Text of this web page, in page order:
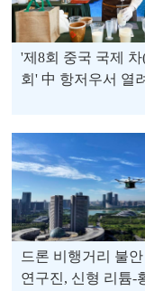
'제8회 중국 국제
회' 中 항저우서 열
드론 비행거리 불
연구진, 신형 리튬-